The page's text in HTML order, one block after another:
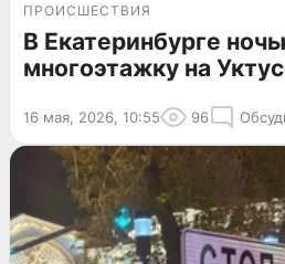
ПРОИСШЕСТВИЯ
В Екатеринбурге
многоэтажку на
16 мая, 2026, 10:55 96